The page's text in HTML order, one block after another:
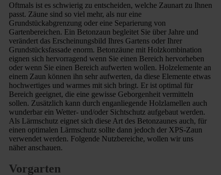
Oftmals ist es schwierig zu entscheiden, welche Zaunart zu Ihnen
passt. Zäune sind so viel mehr, als nur eine
Grundstückabgrenzung oder eine Separierung von
Gartenbereichen. Ein Betonzaun begleitet Sie über Jahre und
verändert das Erscheinungsbild Ihres Gartens oder Ihrer
Grundstücksfassade enorm. Betonzäune mit Holzkombination
eignen sich hervorragend wenn Sie einen Bereich hervorheben
oder wenn Sie einen Bereich aufwerten wollen. Holzelemente an
einem Zaun können ihn sehr aufwerten, da diese Elemente etwas
hochwertiges und warmes mit sich bringt. Er ist optimal für
Bereich geeignet, die eine gewisse Geborgenheit vermitteln
sollen. Zusätzlich kann durch enganliegende Holzlamellen auch
wunderbar ein Wetter- und/oder Sichtschutz aufgebaut werden.
Als Lärmschutz eignet sich diese Art des Betonzaunes auch, für
einen optimalen Lärmschutz sollte dann jedoch der XPS-Zaun
verwendet werden. Folgende Nutzbereiche, wollen wir uns
näher anschauen.
Vorgarten